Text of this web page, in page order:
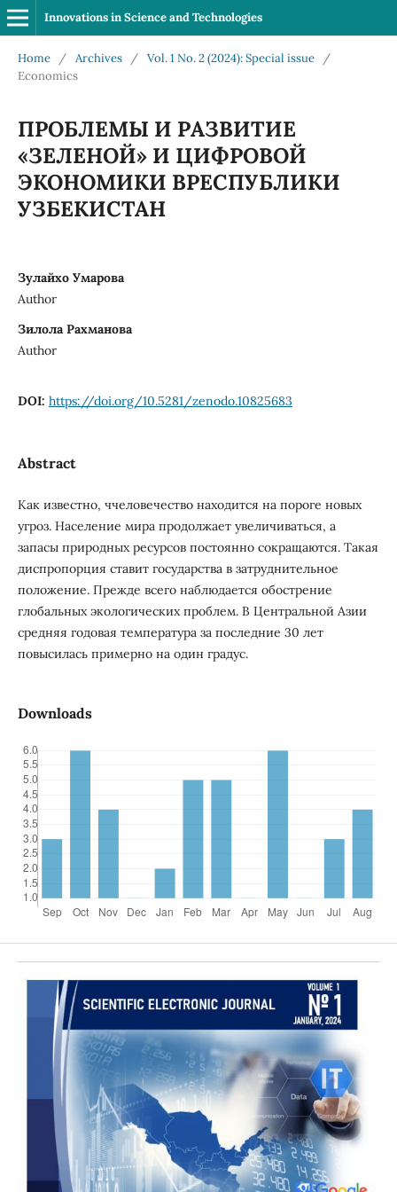
Innovations in Science and Technologies
Home / Archives / Vol. 1 No. 2 (2024): Special issue
/
Economics
ПРОБЛЕМЫ И РАЗВИТИЕ
«ЗЕЛЕНОЙ» И ЦИФРОВОЙ
ЭКОНОМИКИ ВРЕСПУБЛИКИ
УЗБЕКИСТАН
Зулайхо Умарова
Author
Зилола Рахманова
Author
DOI: https://doi.org/10.5281/zenodo.10825683
Abstract
Как известно, ччеловечество находится на пороге новых
угроз. Население мира продолжает увеличиваться, а
запасы природных ресурсов постоянно сокращаются. Такая
диспропорция ставит государства в затруднительное
положение. Прежде всего наблюдается обострение
глобальных экологических проблем. В Центральной Азии
средняя годовая температура за последние 30 лет
повысилась примерно на один градус.
Downloads